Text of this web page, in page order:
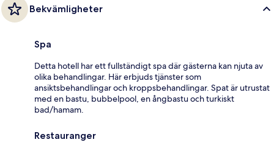
Bekvämligheter
Spa
Detta hotell har ett fullständigt spa där gästerna kan njuta av
olika behandlingar. Här erbjuds tjänster som
ansiktsbehandlingar och kroppsbehandlingar. Spat är utrustat
med en bastu, bubbelpool, en ångbastu och turkiskt
bad/hamam.
Restauranger